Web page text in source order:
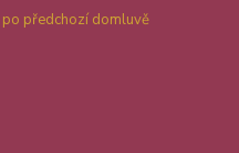
předchozí domluvě